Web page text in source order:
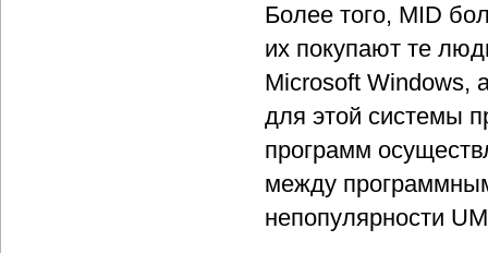
Более того, MID
их покупают те
Microsoft Windows,
для этой системы
программ
между
непопулярности